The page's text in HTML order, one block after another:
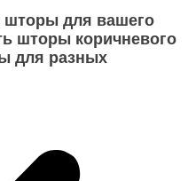
шторы для вашего
шторы коричневого
для разных